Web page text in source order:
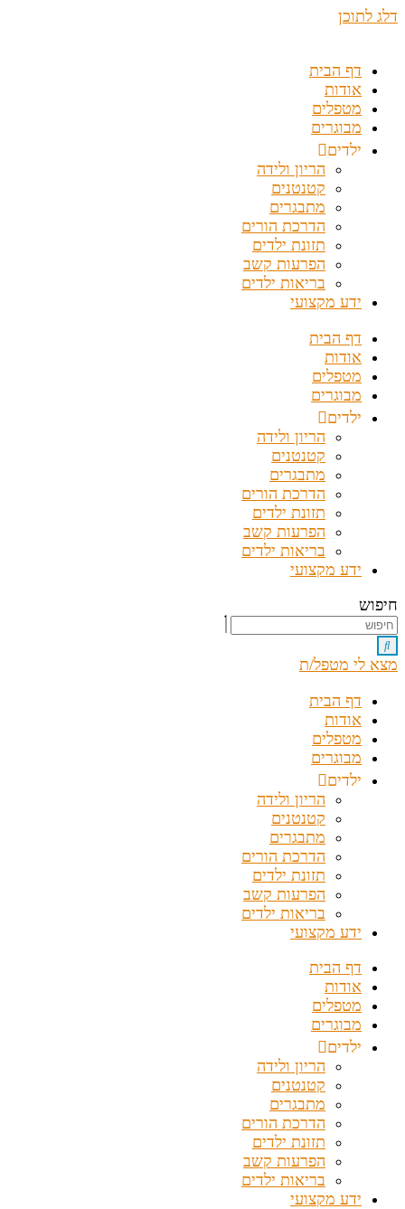
דלג לתוכן
דף הבית
אודות
מטפלים
מבוגרים
ילדים
הריון ולידה
קטנטנים
מתבגרים
הדרכת הורים
תזונת ילדים
הפרעות קשב
בריאות ילדים
ידע מקצועי
דף הבית
אודות
מטפלים
מבוגרים
ילדים
הריון ולידה
קטנטנים
מתבגרים
הדרכת הורים
תזונת ילדים
הפרעות קשב
בריאות ילדים
ידע מקצועי
חיפוש
מצא לי מטפל/ת
דף הבית
אודות
מטפלים
מבוגרים
ילדים
הריון ולידה
קטנטנים
מתבגרים
הדרכת הורים
תזונת ילדים
הפרעות קשב
בריאות ילדים
ידע מקצועי
דף הבית
אודות
מטפלים
מבוגרים
ילדים
הריון ולידה
קטנטנים
מתבגרים
הדרכת הורים
תזונת ילדים
הפרעות קשב
בריאות ילדים
ידע מקצועי